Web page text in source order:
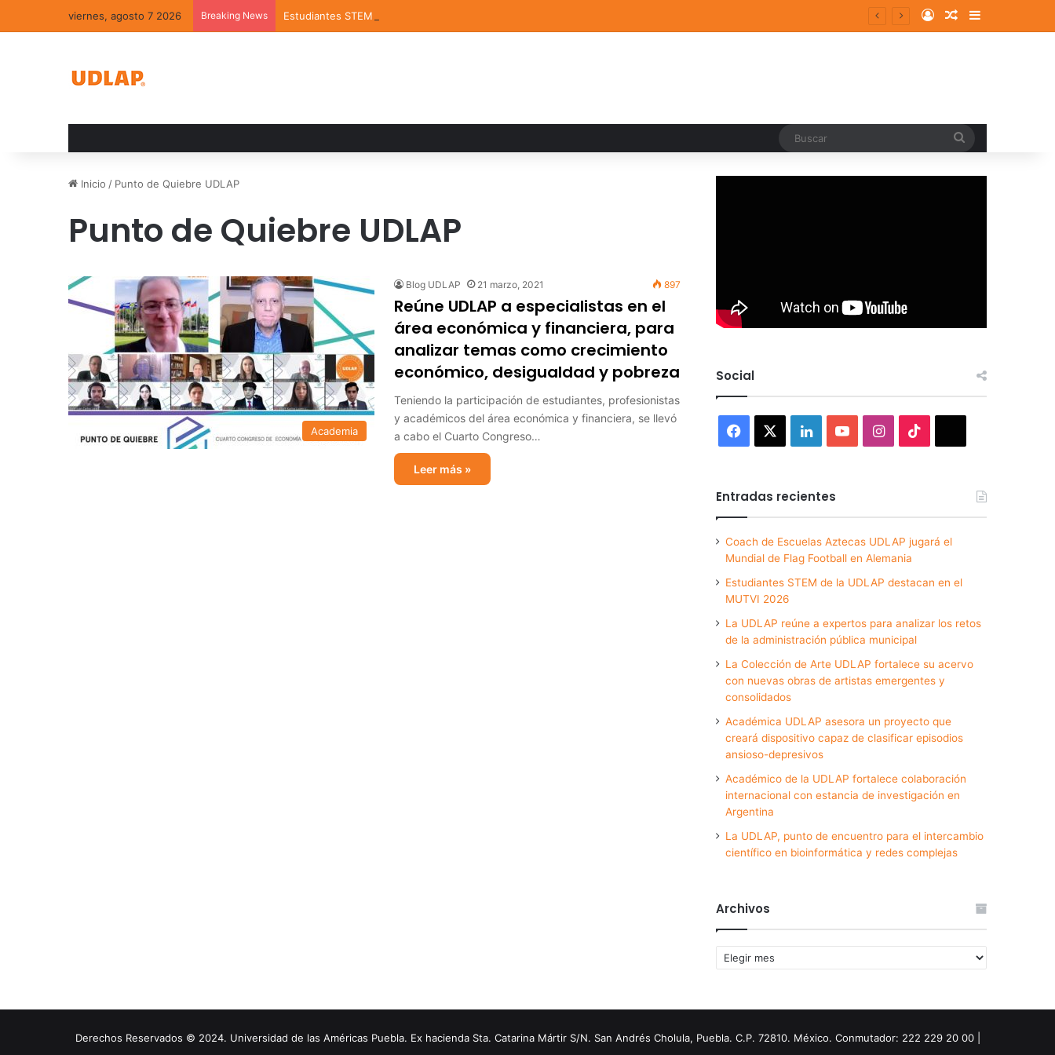
viernes, agosto 7 2026 Breaking News Estudiantes STEM de la UDLAP destacan en el MUTVI 2026 Log InRandom Article
Sidebar
Inicio / Punto de Quiebre UDLAP
Punto de Quiebre UDLAP
Academia
Blog UDLAP 21 marzo, 2021 897
Reúne UDLAP a especialistas en el
área económica y financiera, para
analizar temas como crecimiento
económico, desigualdad y pobreza
Teniendo la participación de estudiantes, profesionistas
y académicos del área económica y financiera, se llevó
a cabo el Cuarto Congreso…
Leer más »
Social
Facebook LinkedInYouTubeInstagram
Entradas recientes
Coach de Escuelas Aztecas UDLAP jugará el
Mundial de Flag Football en Alemania
Estudiantes STEM de la UDLAP destacan en el
MUTVI 2026
La UDLAP reúne a expertos para analizar los retos
de la administración pública municipal
La Colección de Arte UDLAP fortalece su acervo
con nuevas obras de artistas emergentes y
consolidados
Académica UDLAP asesora un proyecto que
creará dispositivo capaz de clasificar episodios
ansioso-depresivos
Académico de la UDLAP fortalece colaboración
internacional con estancia de investigación en
Argentina
La UDLAP, punto de encuentro para el intercambio
científico en bioinformática y redes complejas
Archivos
Archivos
Derechos Reservados © 2024. Universidad de las Américas Puebla. Ex hacienda Sta. Catarina Mártir S/N. San Andrés Cholula, Puebla. C.P. 72810. México. Conmutador: 222 229 20 00 |